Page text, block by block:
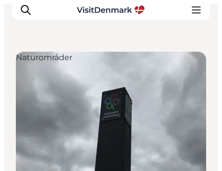
Inspiration
Destinationer
Oplevelser
Planlæg ferien
Naturområder